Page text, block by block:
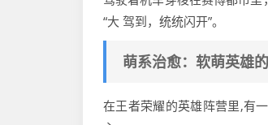
“大 驾到，统统闪开”。
萌系治愈：软萌英雄
在王者荣耀的英雄阵营里,有